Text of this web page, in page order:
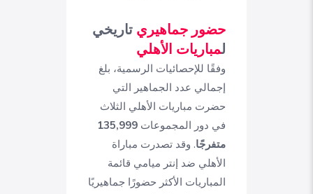
حضور جماهيري تاريخي
لمباريات الأهلي
وفقًا للإحصائيات الرسمية، بلغ
إجمالي عدد الجماهير التي
حضرت مباريات الأهلي الثلاث
في دور المجموعات 135,999
متفرجًا. وقد تصدرت مباراة
الأهلي ضد إنتر ميامي قائمة
المباريات الأكثر حضورًا جماهيريًا